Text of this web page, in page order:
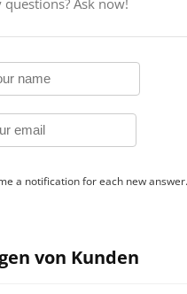
a notification for each new answer.
von Kunden